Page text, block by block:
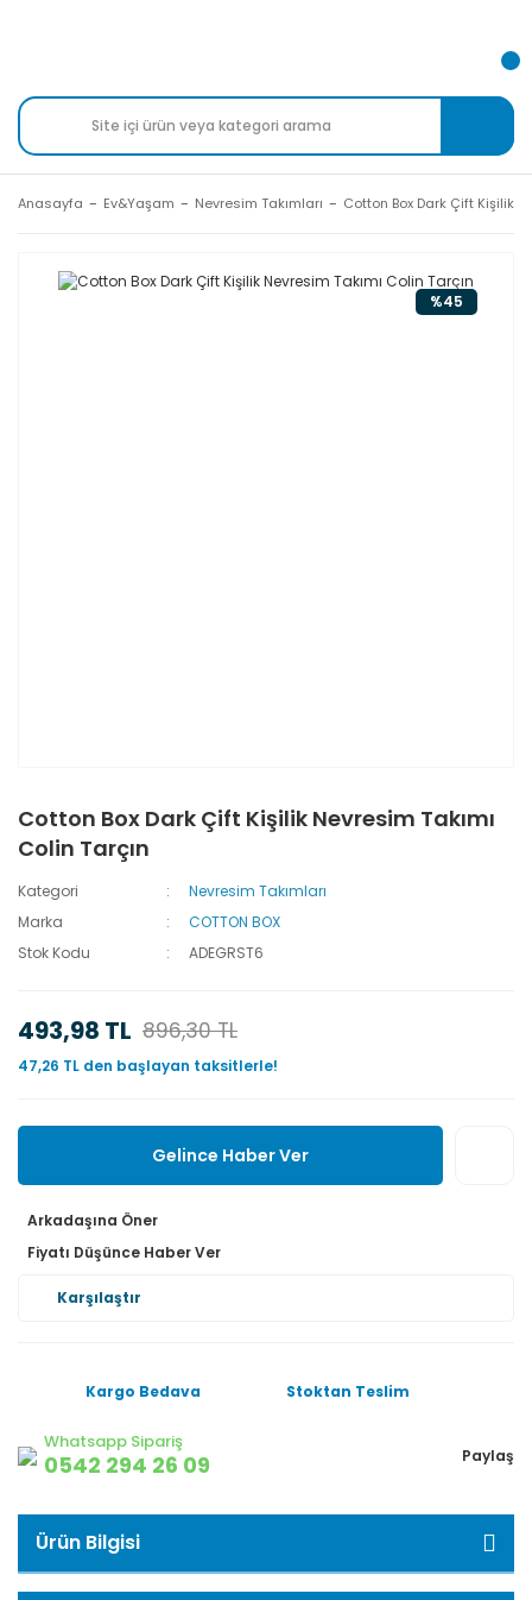
Anasayfa Ev&Yaşam Nevresim Takımları Cotton Box Dark Çift Kişilik
%45
Cotton Box Dark Çift Kişilik Nevresim Takımı
Colin Tarçın
Kategori
Nevresim Takımları
Marka
COTTON BOX
Stok Kodu
ADEGRST6
493,98 TL 896,30 TL
47,26 TL den başlayan taksitlerle!
Gelince Haber Ver
Arkadaşına Öner
Fiyatı Düşünce Haber Ver
Karşılaştır
Kargo Bedava Stoktan Teslim
Whatsapp Sipariş
0542 294 26 09 Paylaş
Ürün Bilgisi